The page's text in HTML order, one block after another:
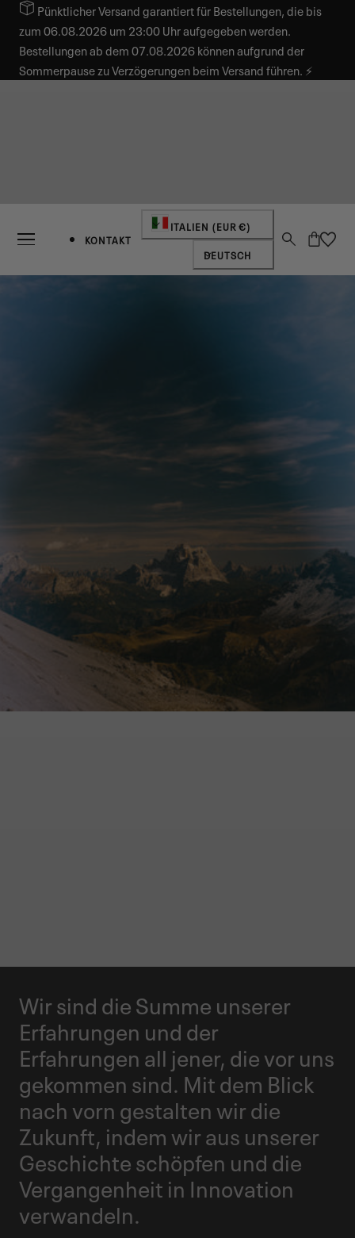
SPRINGEN
Pünktlicher Versand garantiert für Bestellungen, die bis
zum 06.08.2026 um 23:00 Uhr aufgegeben werden.
Bestellungen ab dem 07.08.2026 können aufgrund der
Sommerpause zu Verzögerungen beim Versand führen. ⚡
KONTAKT
Land/Region
ITALIEN (EUR €)
Sprache
DEUTSCH
Warenkorb
Wir sind die Summe unserer
Erfahrungen und der
Erfahrungen all jener, die vor uns
gekommen sind. Mit dem Blick
nach vorn gestalten wir die
Zukunft, indem wir aus unserer
Geschichte schöpfen und die
Vergangenheit in Innovation
verwandeln.